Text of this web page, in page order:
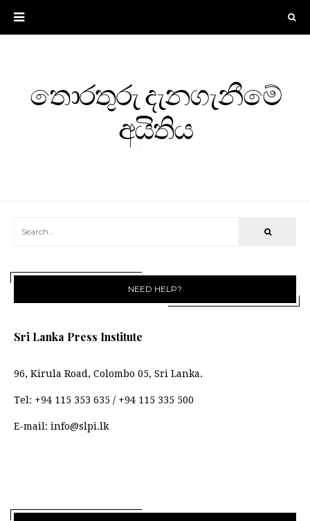
තොරතුරු දැනගැනීමේ
අයිතිය
NEED HELP?
Sri Lanka Press Institute
96, Kirula Road, Colombo 05, Sri Lanka.
Tel: +94 115 353 635 / +94 115 335 500
E-mail: info@slpi.lk